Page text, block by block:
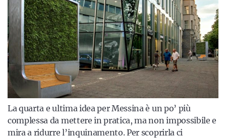
La quarta e ultima idea per Messina è un po’ più
complessa da mettere in pratica, ma non impossibile e
mira a ridurre l’inquinamento. Per scoprirla ci